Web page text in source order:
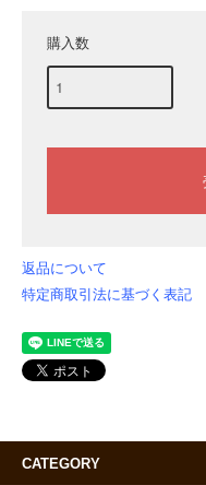
購入数
返品について
特定商取引法に基づく表記
CATEGORY